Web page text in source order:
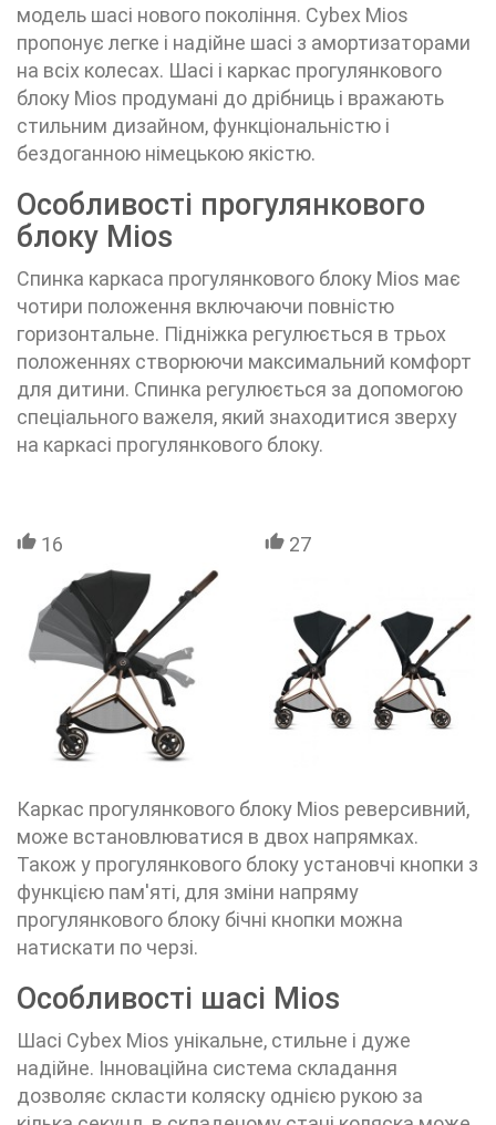
модель шасі нового покоління. Cybex Mios
пропонує легке і надійне шасі з амортизаторами
на всіх колесах. Шасі і каркас прогулянкового
блоку Mios продумані до дрібниць і вражають
стильним дизайном, функціональністю і
бездоганною німецькою якістю.
Особливості прогулянкового
блоку Mios
Спинка каркаса прогулянкового блоку Mios має
чотири положення включаючи повністю
горизонтальне. Підніжка регулюється в трьох
положеннях створюючи максимальний комфорт
для дитини. Спинка регулюється за допомогою
спеціального важеля, який знаходитися зверху
на каркасі прогулянкового блоку.
16 27
Каркас прогулянкового блоку Mios реверсивний,
може встановлюватися в двох напрямках.
Також у прогулянкового блоку установчі кнопки з
функцією пам'яті, для зміни напряму
прогулянкового блоку бічні кнопки можна
натискати по черзі.
Особливості шасі Mios
Шасі Cybex Mios унікальне, стильне і дуже
надійне. Інноваційна система складання
дозволяє скласти коляску однією рукою за